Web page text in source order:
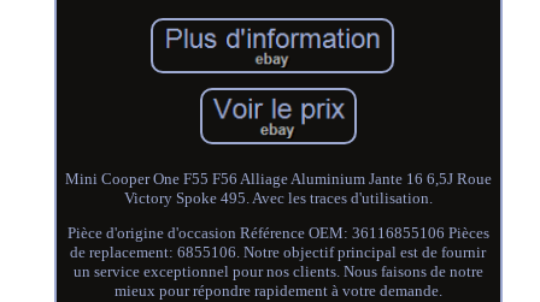
Mini Cooper One F55 F56 Alliage Aluminium Jante 16 6,5J Roue
Victory Spoke 495. Avec les traces d'utilisation.
Pièce d'origine d'occasion Référence OEM: 36116855106 Pièces
de replacement: 6855106. Notre objectif principal est de fournir
un service exceptionnel pour nos clients. Nous faisons de notre
mieux pour répondre rapidement à votre demande.